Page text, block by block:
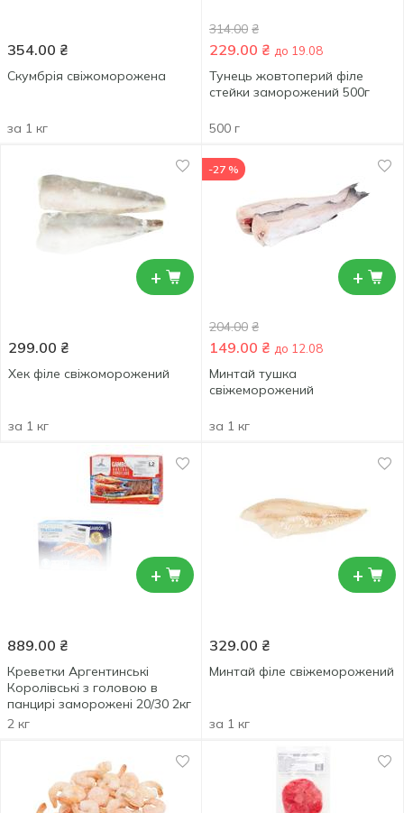
354.00 ₴
Скумбрія свіжоморожена
за 1 кг
314.00 ₴
229.00 ₴ до 19.08
Тунець жовтоперий філе
стейки заморожений 500г
500 г
+
299.00 ₴
Хек філе свіжоморожений
за 1 кг
+
-27 %
204.00 ₴
149.00 ₴ до 12.08
Минтай тушка
свіжеморожений
за 1 кг
+
889.00 ₴
Креветки Аргентинські
Королівські з головою в
панцирі заморожені 20/30 2кг
2 кг
+
329.00 ₴
Минтай філе свіжеморожений
за 1 кг